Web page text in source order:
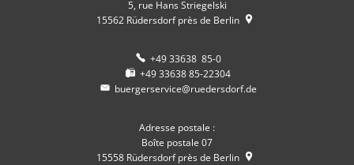
5, rue Hans Striegelski
15562 Rüdersdorf près de Berlin
+49 33638 85-0
+49 33638 85-22304
buergerservice@ruedersdorf.de
Adresse postale :
Boîte postale 07
15558 Rüdersdorf près de Berlin